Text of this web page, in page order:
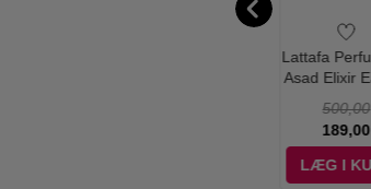
Lattafa
Asad Elixir
500,00
189,00
LÆG I